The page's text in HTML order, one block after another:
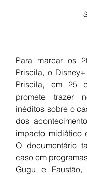
Para marcar os
Priscila, o
Priscila, em 25
promete trazer
inéditos sobre o
dos
impacto midiático
O documentário
caso em
Gugu e